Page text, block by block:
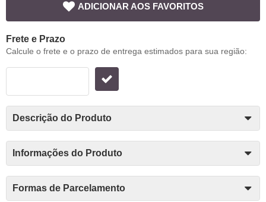
ADICIONAR AOS FAVORITOS
Frete e Prazo
Calcule o frete e o prazo de entrega estimados para sua região:
Descrição do Produto
Informações do Produto
Formas de Parcelamento